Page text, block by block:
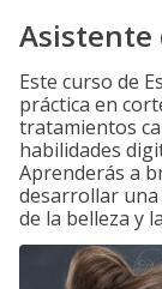
Asistente
Este curso de
práctica en
tratamientos
habilidades
Aprenderás a
desarrollar una
de la belleza y